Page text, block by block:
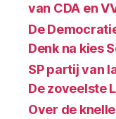
van CDA en
De
Denk na kies
SP partij van
De zoveelste
Over de